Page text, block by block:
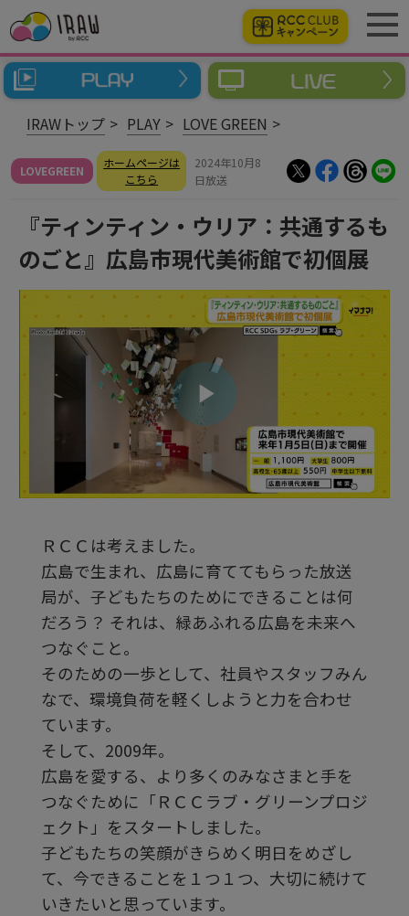
IRAWトップ PLAY LOVE GREEN
LOVEGREEN
ホームページは
こちら
2024年10月8
日放送
『ティンティン・ウリア：共通するも
のごと』広島市現代美術館で初個展
ビ
デ
を
再
す
る
ＲＣＣは考えました。
広島で生まれ、広島に育ててもらった放送
局が、子どもたちのためにできることは何
だろう？ それは、緑あふれる広島を未来へ
つなぐこと。
そのための一歩として、社員やスタッフみん
なで、環境負荷を軽くしようと力を合わせ
ています。
そして、2009年。
広島を愛する、より多くのみなさまと手を
つなぐために「ＲＣＣラブ・グリーンプロジ
ェクト」をスタートしました。
子どもたちの笑顔がきらめく明日をめざし
て、今できることを１つ１つ、大切に続けて
いきたいと思っています。